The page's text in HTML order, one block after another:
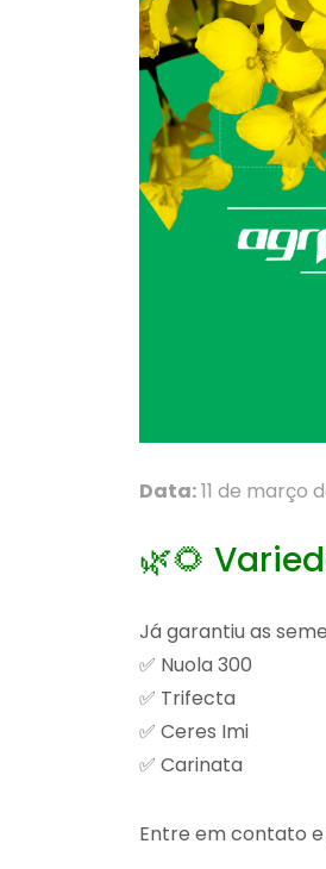
Data:11 de março
🌿🌻
Já garantiu as
✅ Nuola 300
✅ Trifecta
✅ Ceres Imi
✅ Carinata
Entre em contato e